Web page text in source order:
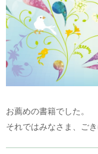
お薦めの書籍でした。
それではみなさま、ごき